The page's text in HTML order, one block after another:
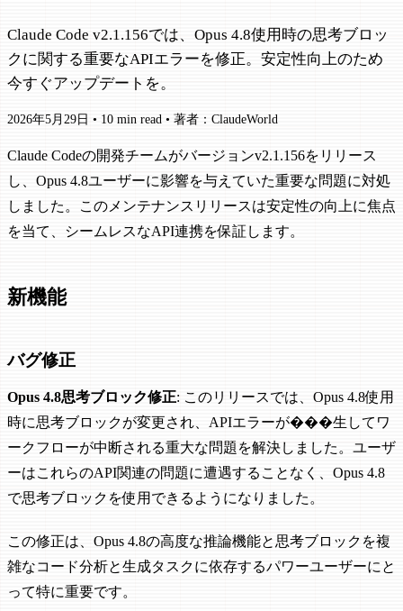
Claude Code v2.1.156では、Opus 4.8使用時の思考ブロッ
クに関する重要なAPIエラーを修正。安定性向上のため
今すぐアップデートを。
2026年5月29日 • 10 min read • 著者：ClaudeWorld
Claude Codeの開発チームがバージョンv2.1.156をリリース
し、Opus 4.8ユーザーに影響を与えていた重要な問題に対処
しました。このメンテナンスリリースは安定性の向上に焦点
を当て、シームレスなAPI連携を保証します。
新機能
バグ修正
Opus 4.8思考ブロック修正: このリリースでは、Opus 4.8使用
時に思考ブロックが変更され、APIエラーが���生してワ
ークフローが中断される重大な問題を解決しました。ユーザ
ーはこれらのAPI関連の問題に遭遇することなく、Opus 4.8
で思考ブロックを使用できるようになりました。
この修正は、Opus 4.8の高度な推論機能と思考ブロックを複
雑なコード分析と生成タスクに依存するパワーユーザーにと
って特に重要です。